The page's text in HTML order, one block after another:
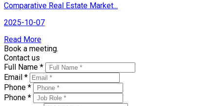
Comparative Real Estate Market...
2025-10-07
Read More
Book a meeting.
Contact us
Full Name *
Email *
Phone *
Phone *